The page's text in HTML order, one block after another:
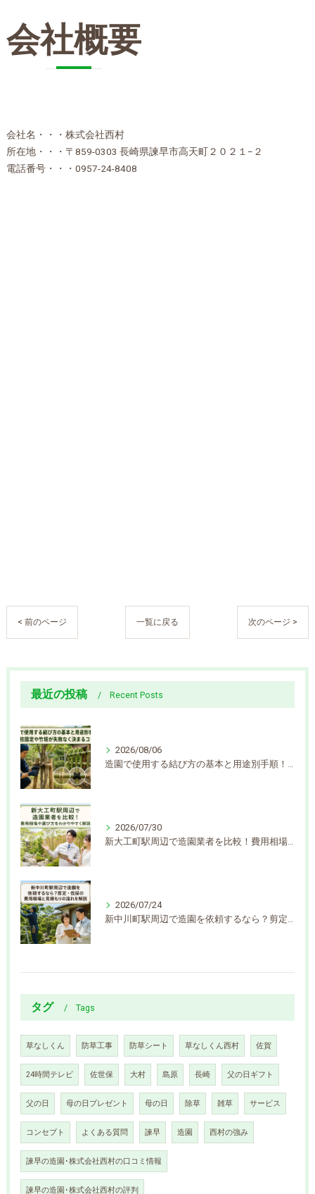
会社概要
会社名・・・株式会社西村
所在地・・・〒859-0303 長崎県諫早市高天町２０２１−２
電話番号・・・0957-24-8408
< 前のページ 一覧に戻る 次のページ >
最近の投稿 Recent Posts
2026/08/06
造園で使用する結び方の基本と用途別手順！支柱固定や竹垣が失敗なく決まるコツ
2026/07/30
新大工町駅周辺で造園業者を比較！費用相場や選び方をわかりやすく解説
2026/07/24
新中川町駅周辺で造園を依頼するなら？剪定・伐採の費用相場と見積もりの流れを解説
タグ Tags
草なしくん 防草工事 防草シート 草なしくん西村 佐賀
24時間テレビ 佐世保 大村 島原 長崎 父の日ギフト
父の日 母の日プレゼント 母の日 除草 雑草 サービス
コンセプト よくある質問 諫早 造園 西村の強み
諫早の造園･株式会社西村の口コミ情報
諫早の造園･株式会社西村の評判